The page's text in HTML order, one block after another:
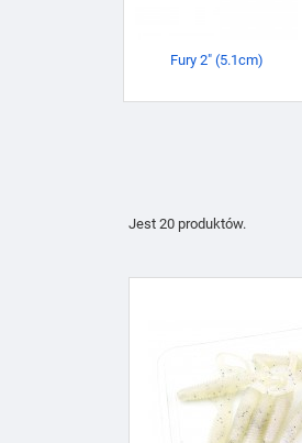
Fury 2" (5.1cm)
Jest 20 produktów.